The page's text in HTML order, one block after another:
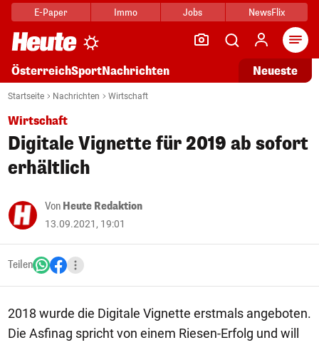
E-Paper Immo Jobs NewsFlix
ÖsterreichSportNachrichten Neueste
Startseite Nachrichten Wirtschaft
Wirtschaft
Digitale Vignette für 2019 ab sofort
erhältlich
Von Heute Redaktion
13.09.2021, 19:01
Teilen
2018 wurde die Digitale Vignette erstmals angeboten.
Die Asfinag spricht von einem Riesen-Erfolg und will